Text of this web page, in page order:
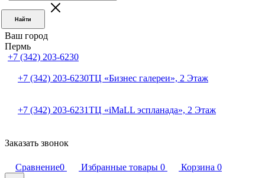
Найти
Ваш город
Пермь
+7 (342) 203-6230
+7 (342) 203-6230ТЦ «Бизнес галереи», 2 Этаж
+7 (342) 203-6231ТЦ «iMaLL эспланада», 2 Этаж
Заказать звонок
Сравнение0 Избранные товары 0 Корзина 0